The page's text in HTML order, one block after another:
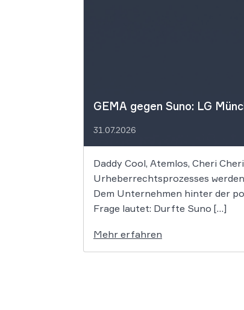
GEMA gegen Suno: LG
31.07.2026
Daddy Cool, Atemlos, Cheri
Urheberrechtsprozesses
Dem Unternehmen hinter der
Frage lautet: Durfte Suno […]
Mehr erfahren